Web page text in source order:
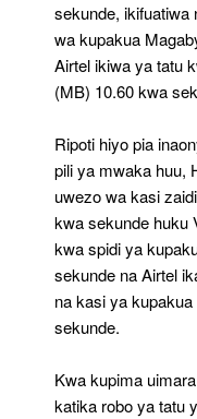
sekunde, ikifuatiwa
wa kupakua
Airtel ikiwa ya tatu
(MB) 10.60 kwa
Ripoti hiyo pia
pili ya mwaka huu,
uwezo wa kasi
kwa sekunde huku
kwa spidi ya
sekunde na Airtel
na kasi ya
sekunde.
Kwa kupima
katika robo ya tatu